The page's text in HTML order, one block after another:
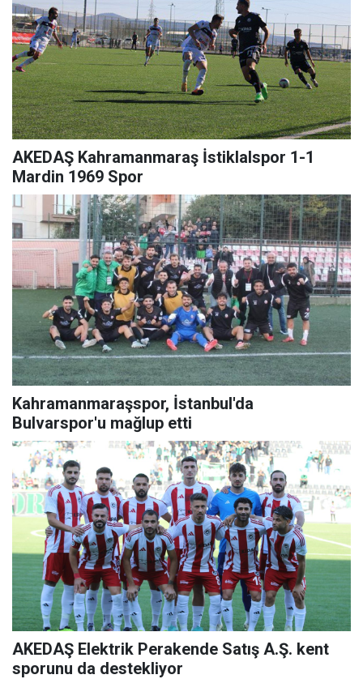
AKEDAŞ Kahramanmaraş İstiklalspor 1-1
Mardin 1969 Spor
Kahramanmaraşspor, İstanbul'da
Bulvarspor'u mağlup etti
AKEDAŞ Elektrik Perakende Satış A.Ş. kent
sporunu da destekliyor